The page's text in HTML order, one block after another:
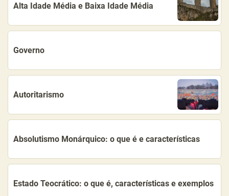
Alta Idade Média e Baixa Idade Média
Governo
Autoritarismo
Absolutismo Monárquico: o que é e características
Estado Teocrático: o que é, características e exemplos